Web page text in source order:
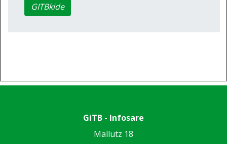
GITBkide
GiTB - Infosare
Mallutz 18